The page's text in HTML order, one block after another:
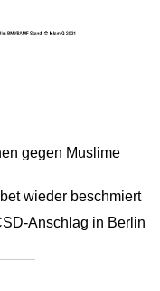
gegen Muslime
wieder beschmiert
Anschlag in Berlin